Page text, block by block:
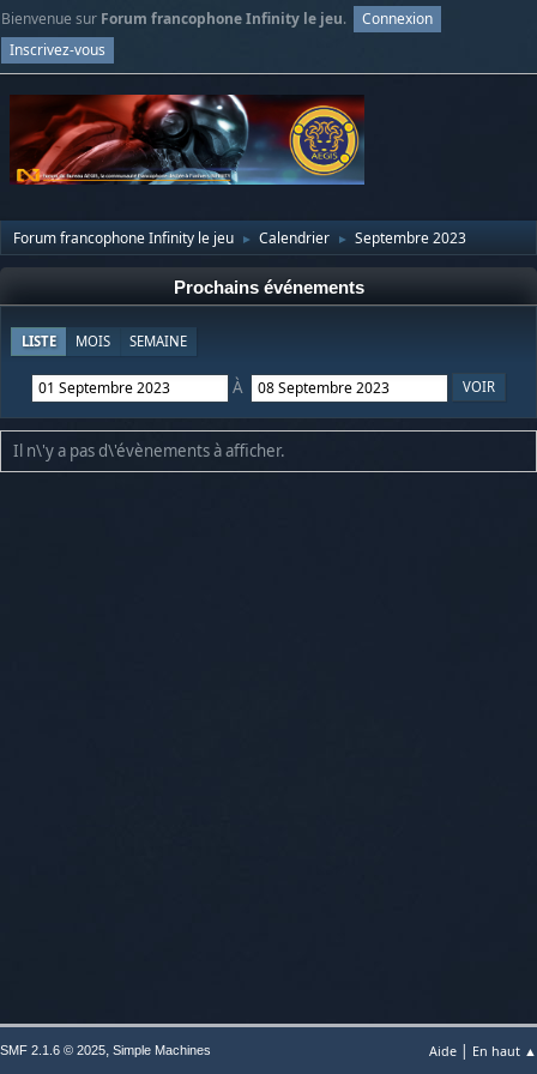
Bienvenue sur Forum francophone Infinity le jeu.
Connexion
Inscrivez-vous
Forum francophone Infinity le jeu ► Calendrier ► Septembre 2023
Prochains événements
LISTE MOIS SEMAINE
À
Il n\'y a pas d\'évènements à afficher.
Aide | En haut ▲
SMF 2.1.6 © 2025, Simple Machines